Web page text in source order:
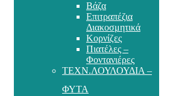
Βάζα
Επιτραπέζια
Διακοσμητικά
Κορνίζες
Πιατέλες –
Φοντανιέρες
ΤΕΧΝ.ΛΟΥΛΟΥΔΙΑ –
ΦΥΤΑ